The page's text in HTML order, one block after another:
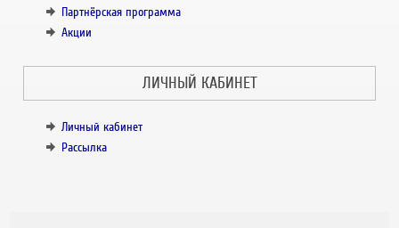
Партнёрская программа
Акции
ЛИЧНЫЙ КАБИНЕТ
Личный кабинет
Рассылка